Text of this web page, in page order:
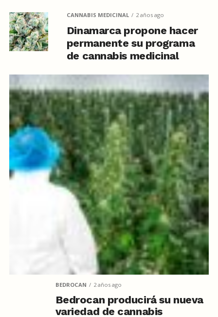
CANNABIS MEDICINAL 2 años ago
Dinamarca propone hacer
permanente su programa
de cannabis medicinal
BEDROCAN 2 años ago
Bedrocan producirá su nueva
variedad de cannabis